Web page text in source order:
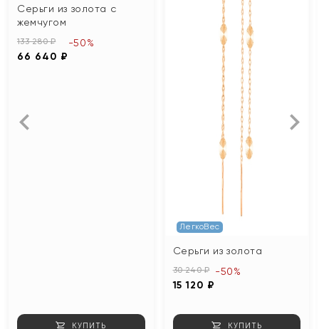
Серьги из золота с
жемчугом
133 280 ₽
66 640 ₽
-50%
КУПИТЬ
ЛегкоВес
Серьги из золота
30 240 ₽
15 120 ₽
-50%
КУПИТЬ